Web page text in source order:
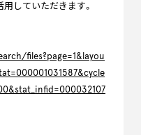
していただきます。
files?page=1&layou